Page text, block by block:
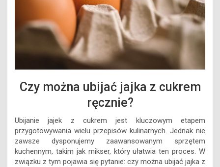
Czy można ubijać jajka z cukrem
ręcznie?
Ubijanie jajek z cukrem jest kluczowym etapem
przygotowywania wielu przepisów kulinarnych. Jednak nie
zawsze dysponujemy zaawansowanym sprzętem
kuchennym, takim jak mikser, który ułatwia ten proces. W
związku z tym pojawia się pytanie: czy można ubijać jajka z